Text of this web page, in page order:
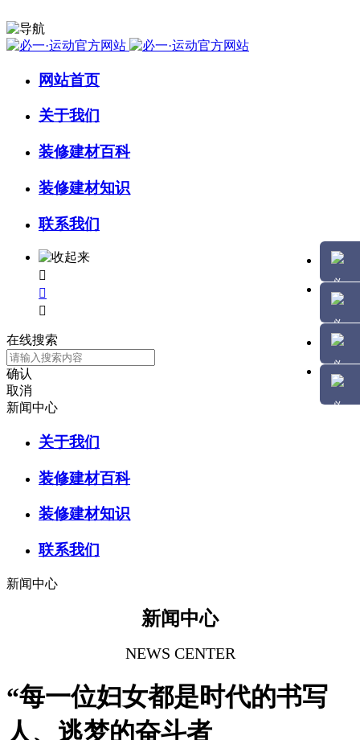
网站首页
关于我们
装修建材百科
装修建材知识
联系我们



在线搜索
确认
取消
新闻中心
关于我们
装修建材百科
装修建材知识
联系我们
新闻中心
新闻中心
NEWS CENTER
“每一位妇女都是时代的书写
人、逃梦的奋斗者